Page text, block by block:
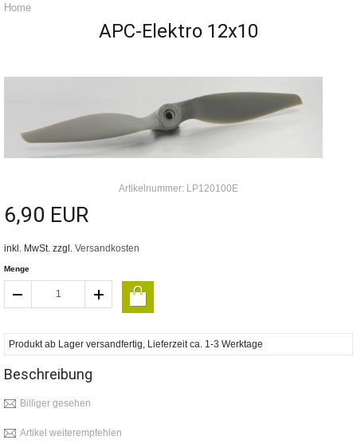
Home
APC-Elektro 12x10
Artikelnummer: LP120100E
6,90 EUR
inkl. MwSt. zzgl. Versandkosten
Menge
Produkt ab Lager versandfertig, Lieferzeit ca. 1-3 Werktage
Beschreibung
Billiger gesehen
Artikel weiterempfehlen